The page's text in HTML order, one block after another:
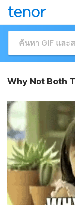
Why Not Both